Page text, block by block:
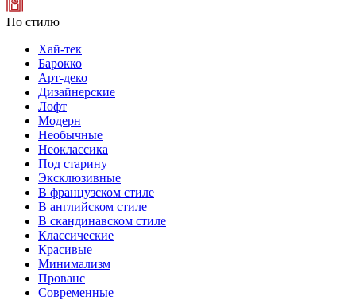
По стилю
Хай-тек
Барокко
Арт-деко
Дизайнерские
Лофт
Модерн
Необычные
Неоклассика
Под старину
Эксклюзивные
В французском стиле
В английском стиле
В скандинавском стиле
Классические
Красивые
Минимализм
Прованс
Современные